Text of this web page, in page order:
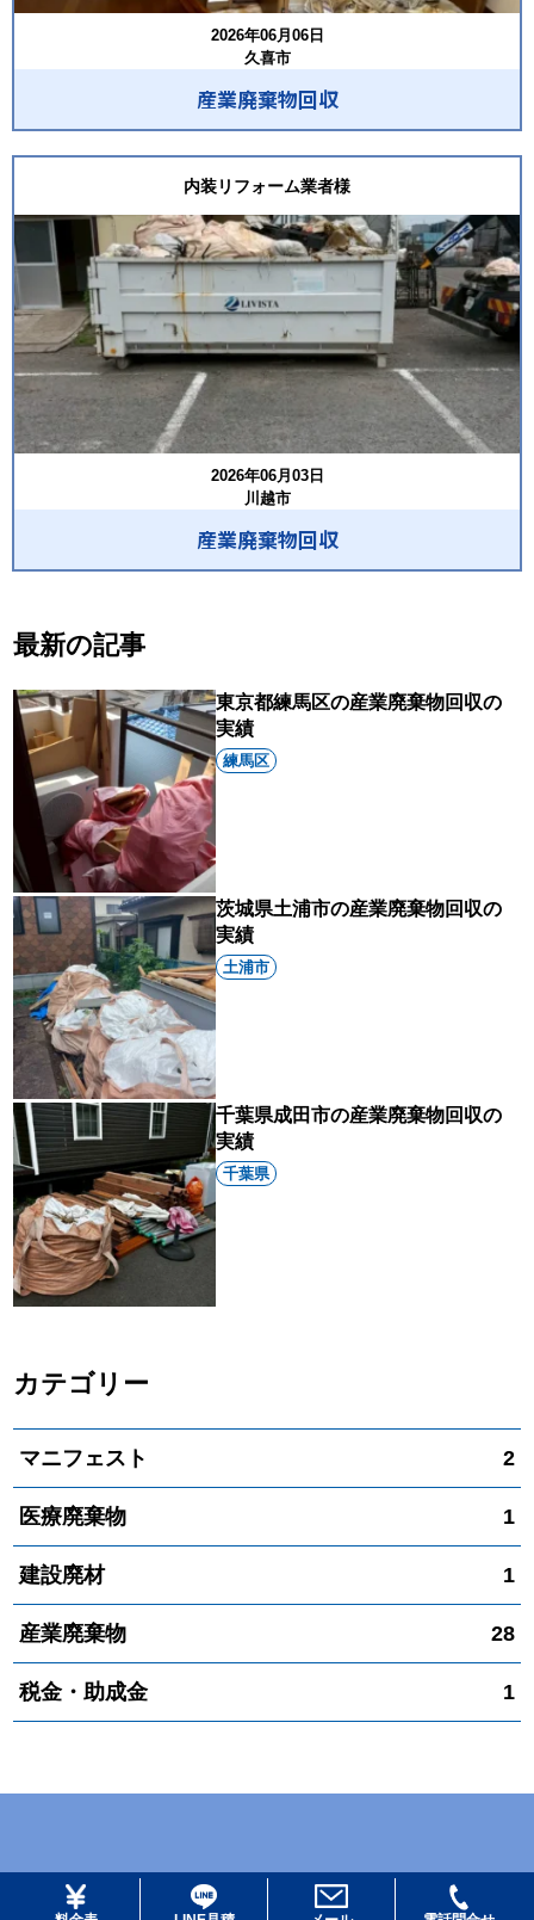
2026年06月06日
久喜市
産業廃棄物回収
内装リフォーム業者様
2026年06月03日
川越市
産業廃棄物回収
最新の記事
東京都練馬区の産業廃棄物回収の
実績
練馬区
茨城県土浦市の産業廃棄物回収の
実績
土浦市
千葉県成田市の産業廃棄物回収の
実績
千葉県
カテゴリー
マニフェスト 2
医療廃棄物 1
建設廃材 1
産業廃棄物 28
税金・助成金 1
© 2026 リビスタ All Rights Reserved.